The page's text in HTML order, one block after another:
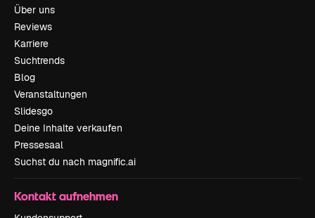
Über uns
Reviews
Karriere
Suchtrends
Blog
Veranstaltungen
Slidesgo
Deine Inhalte verkaufen
Pressesaal
Suchst du nach magnific.ai
Kontakt aufnehmen